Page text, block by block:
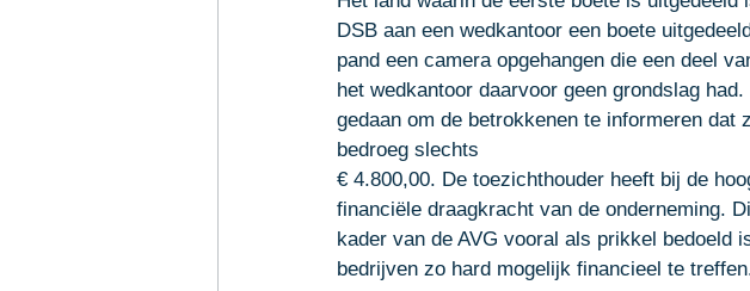
DSB aan een wedkantoor een boete
pand een camera opgehangen die een deel
het wedkantoor daarvoor geen grondslag
gedaan om de betrokkenen te informeren
bedroeg slechts
€ 4.800,00. De toezichthouder heeft bij de
financiële draagkracht van de onderneming.
kader van de AVG vooral als prikkel bedoeld
bedrijven zo hard mogelijk financieel te